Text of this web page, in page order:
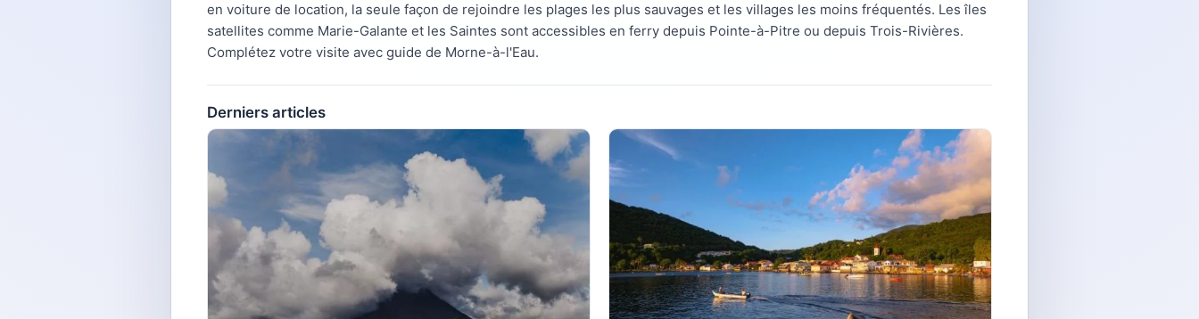
en voiture de location, la seule façon de rejoindre les plages les plus sauvages et les villages les moins fréquentés. Les îles
satellites comme Marie-Galante et les Saintes sont accessibles en ferry depuis Pointe-à-Pitre ou depuis Trois-Rivières.
Complétez votre visite avec guide de Morne-à-l'Eau.
Derniers articles